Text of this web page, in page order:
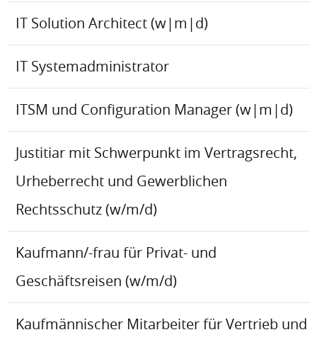
IT Solution Architect (w|m|d)
IT Systemadministrator
ITSM und Configuration Manager (w|m|d)
Justitiar mit Schwerpunkt im Vertragsrecht,
Urheberrecht und Gewerblichen
Rechtsschutz (w/m/d)
Kaufmann/-frau für Privat- und
Geschäftsreisen (w/m/d)
Kaufmännischer Mitarbeiter für Vertrieb und